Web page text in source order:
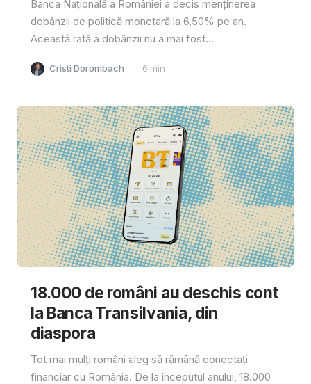
Banca Națională a României a decis menținerea
dobânzii de politică monetară la 6,50% pe an.
Această rată a dobânzii nu a mai fost...
Cristi Dorombach 6 min
18.000 de români au deschis cont
la Banca Transilvania, din
diaspora
Tot mai mulți români aleg să rămână conectați
financiar cu România. De la începutul anului, 18.000